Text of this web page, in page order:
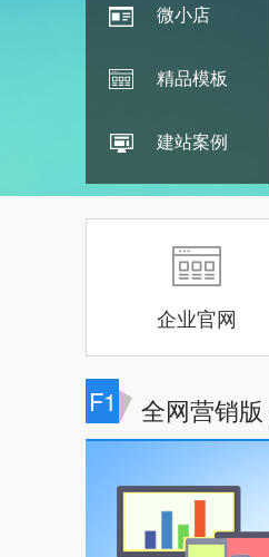
微小店
精品模板
建站案例
企业官网
F1 全网营销版